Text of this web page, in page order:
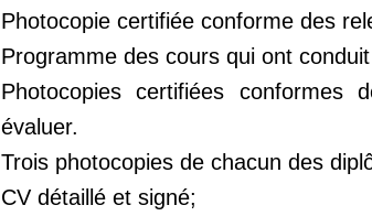
Photocopie certifiée conforme des
Programme des cours qui ont
Photocopies certifiées
évaluer.
Trois photocopies de chacun des
CV détaillé et signé;